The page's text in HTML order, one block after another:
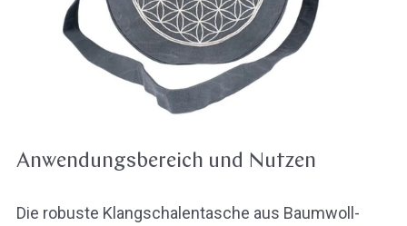
Anwendungsbereich und Nutzen
Die robuste Klangschalentasche aus Baumwoll-